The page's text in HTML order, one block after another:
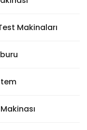
Makinaları